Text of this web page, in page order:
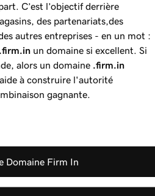
C’est l’objectif derrière
des partenariats,des
autres entreprises - en un mot :
.firm.in un domaine si excellent. Si
alors un domaine .firm.in
à construire l'autorité
gagnante.
Domaine Firm In